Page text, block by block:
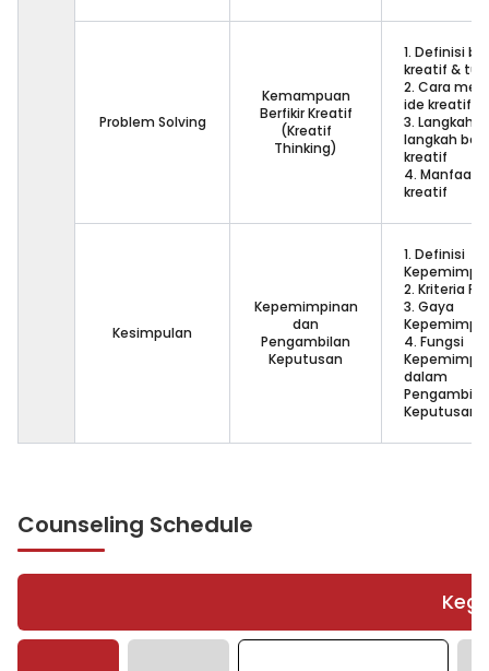
Problem Solving
Kemampuan
Berfikir Kreatif
(Kreatif
Thinking)
1. Definisi
kreatif &
2. Cara
ide kreatif
3. Langkah-
langkah
kreatif
4. Manfaat
kreatif
Kesimpulan
Kepemimpinan
dan
Pengambilan
Keputusan
1. Definisi
2. Kriteria
3. Gaya
4. Fungsi
dalam
Keputusan
Counseling Schedule